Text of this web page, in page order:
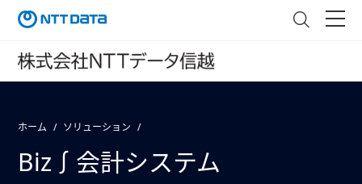
ホーム ソリューション
Biz∫会計システム